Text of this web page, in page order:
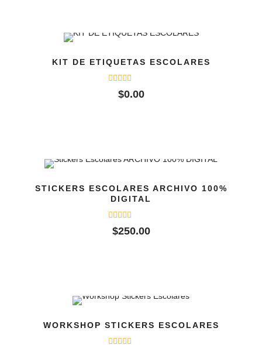
KIT DE ETIQUETAS ESCOLARES
Valorado
con$0.00
STICKERS ESCOLARES ARCHIVO 100%
DIGITAL
Valorado
con
$250.00
WORKSHOP STICKERS ESCOLARES